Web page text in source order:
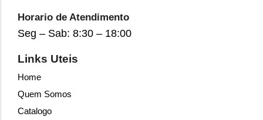
Horario de Atendimento
Seg – Sab: 8:30 – 18:00
Links Uteis
Home
Quem Somos
Catalogo